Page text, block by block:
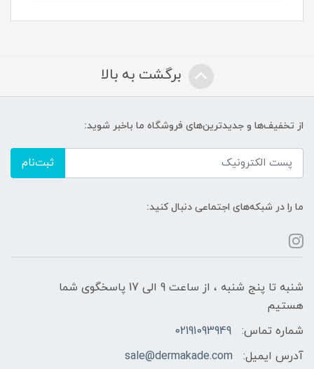
برگشت به بالا
از تخفیف‌ها و جدیدترین‌های فروشگاه ما باخبر شوید:
ثبت‌نام
ما را در شبکه‌های اجتماعی دنبال کنید:
شنبه تا پنج شنبه ، از ساعت 9 الی 17 پاسخگوی شما
هستیم
شماره تماس:
02191093949
آدرس ایمیل:
sale@dermakade.com